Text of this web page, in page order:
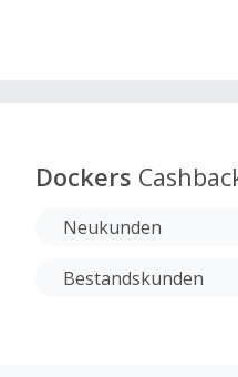
Dockers
Neukunden
Bestandskunden